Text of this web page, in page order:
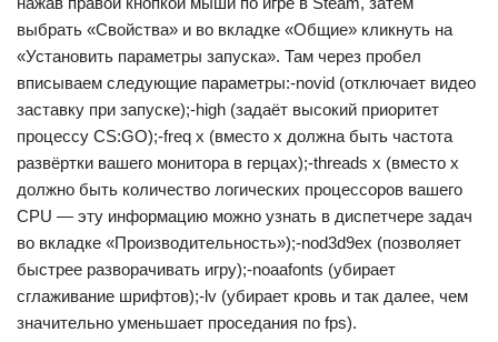
выбрать «Свойства» и во вкладке «Общие» кликнуть на
«Установить параметры запуска». Там через пробел
вписываем следующие параметры:-novid (отключает видео
заставку при запуске);-high (задаёт высокий приоритет
процессу CS:GO);-freq x (вместо x должна быть частота
развёртки вашего монитора в герцах);-threads x (вместо x
должно быть количество логических процессоров вашего
CPU — эту информацию можно узнать в диспетчере задач
во вкладке «Производительность»);-nod3d9ex (позволяет
быстрее разворачивать игру);-noaafonts (убирает
сглаживание шрифтов);-lv (убирает кровь и так далее, чем
значительно уменьшает проседания по fps).